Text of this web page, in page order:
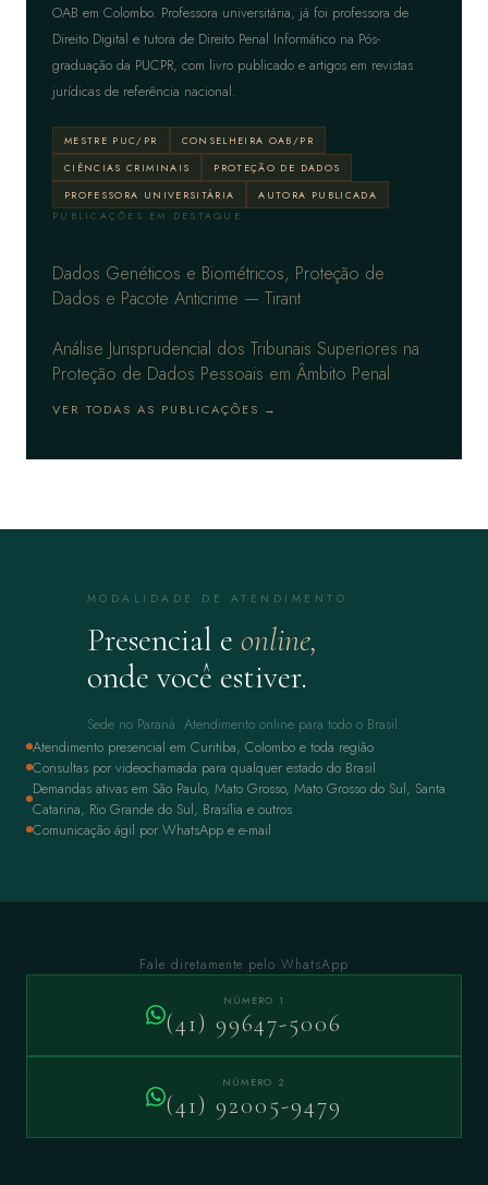
OAB em Colombo. Professora universitária, já foi professora de
Direito Digital e tutora de Direito Penal Informático na Pós-
graduação da PUCPR, com livro publicado e artigos em revistas
jurídicas de referência nacional.
MESTRE PUC/PR
CONSELHEIRA OAB/PR
CIÊNCIAS CRIMINAIS
PROTEÇÃO DE DADOS
PROFESSORA UNIVERSITÁRIA
AUTORA PUBLICADA
PUBLICAÇÕES EM DESTAQUE
Dados Genéticos e Biométricos, Proteção de
Dados e Pacote Anticrime — Tirant
Análise Jurisprudencial dos Tribunais Superiores na
Proteção de Dados Pessoais em Âmbito Penal
VER TODAS AS PUBLICAÇÕES →
MODALIDADE DE ATENDIMENTO
Presencial e online,
onde você estiver.
Sede no Paraná. Atendimento online para todo o Brasil.
Atendimento presencial em Curitiba, Colombo e toda região
Consultas por videochamada para qualquer estado do Brasil
Demandas ativas em São Paulo, Mato Grosso, Mato Grosso do Sul, Santa
Catarina, Rio Grande do Sul, Brasília e outros
Comunicação ágil por WhatsApp e e-mail
Fale diretamente pelo WhatsApp
NÚMERO 1
(41) 99647-5006
NÚMERO 2
(41) 92005-9479